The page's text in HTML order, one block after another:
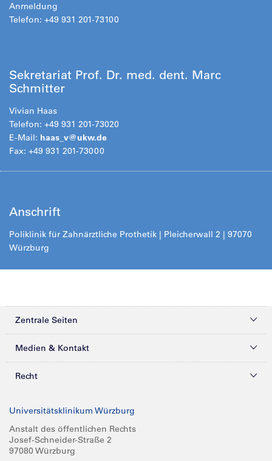
Anmeldung
Telefon: +49 931 201-73100
Sekretariat Prof. Dr. med. dent. Marc
Schmitter
Vivian Haas
Telefon: +49 931 201-73020
E-Mail: haas_v@ukw.de
Fax: +49 931 201-73000
Anschrift
Poliklinik für Zahnärztliche Prothetik | Pleicherwall 2 | 97070
Würzburg
Zentrale Seiten
Kliniken & Zentren
Forschung
Karriere
Medien & Kontakt
Presse
Glossar
Recht
Compliance
Impressum
Universitätsklinikum Würzburg
Anstalt des öffentlichen Rechts
Josef-Schneider-Straße 2
97080 Würzburg